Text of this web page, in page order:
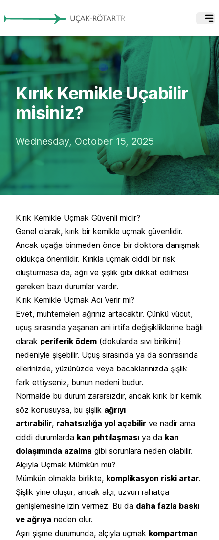
Kırık Kemikle Uçabilir
misiniz?
Wednesday, October 15, 2025
Kırık Kemikle Uçmak Güvenli midir?
Genel olarak, kırık bir kemikle uçmak güvenlidir.
Ancak uçağa binmeden önce bir doktora danışmak
oldukça önemlidir. Kırıkla uçmak ciddi bir risk
oluşturmasa da, ağrı ve şişlik gibi dikkat edilmesi
gereken bazı durumlar vardır.
Kırık Kemikle Uçmak Acı Verir mi?
Evet, muhtemelen ağrınız artacaktır. Çünkü vücut,
uçuş sırasında yaşanan ani irtifa değişikliklerine bağlı
olarak periferik ödem (dokularda sıvı birikimi)
nedeniyle şişebilir. Uçuş sırasında ya da sonrasında
ellerinizde, yüzünüzde veya bacaklarınızda şişlik
fark ettiyseniz, bunun nedeni budur.
Normalde bu durum zararsızdır, ancak kırık bir kemik
söz konusuysa, bu şişlik ağrıyı
artırabilir, rahatsızlığa yol açabilir ve nadir ama
ciddi durumlarda kan pıhtılaşması ya da kan
dolaşımında azalma gibi sorunlara neden olabilir.
Alçıyla Uçmak Mümkün mü?
Mümkün olmakla birlikte, komplikasyon riski artar.
Şişlik yine oluşur; ancak alçı, uzvun rahatça
genişlemesine izin vermez. Bu da daha fazla baskı
ve ağrıya neden olur.
Aşırı şişme durumunda, alçıyla uçmak kompartman